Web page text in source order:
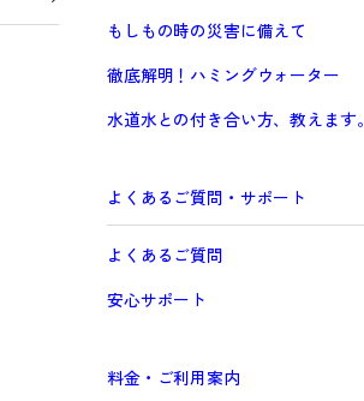
もしもの時の災害に備えて
徹底解明！ハミングウォーター
水道水との付き合い方、教えます。
よくあるご質問・サポート
よくあるご質問
安心サポート
料金・ご利用案内